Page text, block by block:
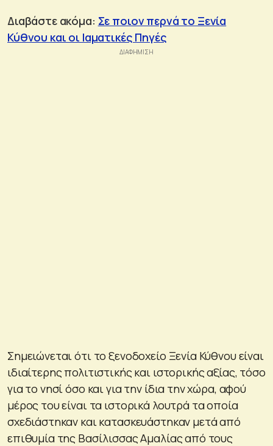
Διαβάστε ακόμα: Σε ποιον περνά το Ξενία
Κύθνου και οι Ιαματικές Πηγές
Σημειώνεται ότι το ξενοδοχείο Ξενία Κύθνου είναι
ιδιαίτερης πολιτιστικής και ιστορικής αξίας, τόσο
για το νησί όσο και για την ίδια την χώρα, αφού
μέρος του είναι τα ιστορικά λουτρά τα οποία
σχεδιάστηκαν και κατασκευάστηκαν μετά από
επιθυμία της Βασίλισσας Αμαλίας από τους